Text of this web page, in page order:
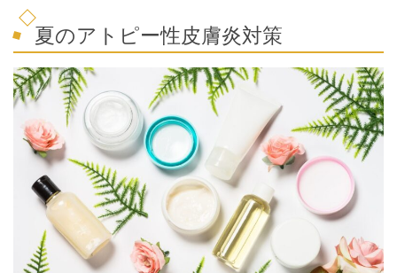
夏のアトピー性皮膚炎対策